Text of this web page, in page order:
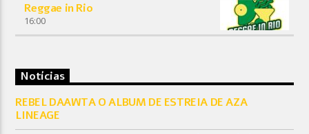
Reggae in Rio
16:00
Notícias
REBEL DAAWTA O ALBUM DE ESTREIA DE AZA
LINEAGE